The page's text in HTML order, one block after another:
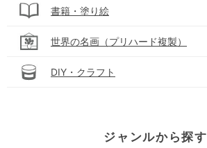
書籍・塗り絵
世界の名画（プリハード複製）
DIY・クラフト
ジャンルから探す